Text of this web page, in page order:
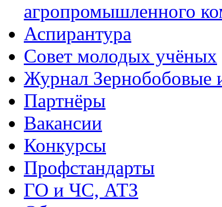
агропромышленного
Аспирантура
Совет молодых учёных
Журнал Зернобобовые
Партнёры
Вакансии
Конкурсы
Профстандарты
ГО и ЧС, АТЗ